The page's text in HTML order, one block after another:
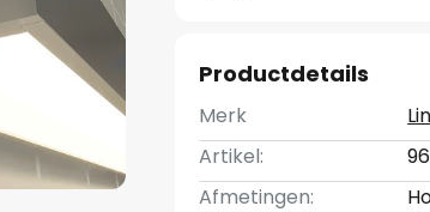
Productdetails
Merk
Artikel:
Afmetingen: